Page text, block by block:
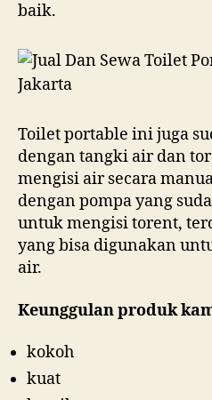
baik.
Toilet portable ini juga
dengan tangki air dan
mengisi air secara
dengan pompa yang
untuk mengisi torent,
yang bisa digunakan
air.
Keunggulan produk
kokoh
kuat